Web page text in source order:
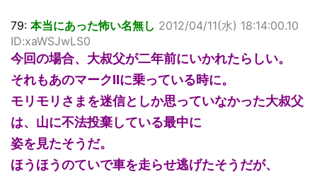
79: 本当にあった怖い名無し 2012/04/11(水) 18:14:00.10
ID:xaWSJwLS0
今回の場合、大叔父が二年前にいかれたらしい。
それもあのマークⅡに乗っている時に。
モリモリさまを迷信としか思っていなかった大叔父
は、山に不法投棄している最中に
姿を見たそうだ。
ほうほうのていで車を走らせ逃げたそうだが、